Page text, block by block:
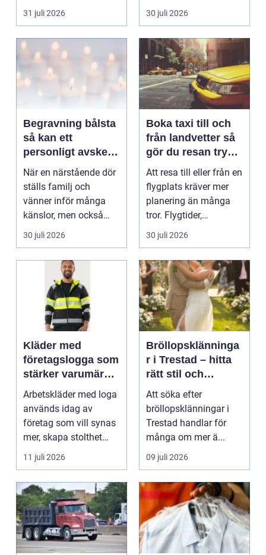
31 juli 2026
Det påverkar hur länge
gäs...
30 juli 2026
Begravning bålsta
så kan ett
personligt avsked
formas
När en närstående dör
ställs familj och
vänner inför många
känslor, men också
praktiska beslut. En b...
30 juli 2026
Boka taxi till och
från landvetter så
gör du resan trygg
och smidig
Att resa till eller från en
flygplats kräver mer
planering än många
tror. Flygtider,
packning, säker...
30 juli 2026
Kläder med
företagslogga som
stärker varumärket
varje dag
Arbetskläder med loga
används idag av
företag som vill synas
mer, skapa stolthet
inte...
11 juli 2026
Bröllopsklänninga
r i Trestad – hitta
rätt stil och
passform inför den
stora dagen
Att söka efter
bröllopsklänningar i
Trestad handlar för
många om mer ä...
09 juli 2026